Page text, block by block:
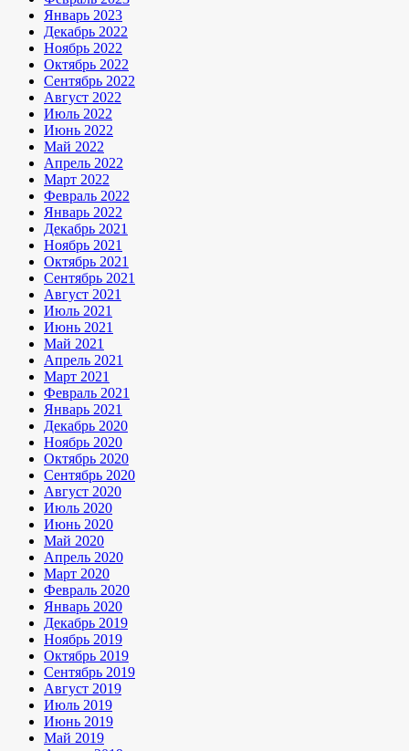
Январь 2023
Декабрь 2022
Ноябрь 2022
Октябрь 2022
Сентябрь 2022
Август 2022
Июль 2022
Июнь 2022
Май 2022
Апрель 2022
Март 2022
Февраль 2022
Январь 2022
Декабрь 2021
Ноябрь 2021
Октябрь 2021
Сентябрь 2021
Август 2021
Июль 2021
Июнь 2021
Май 2021
Апрель 2021
Март 2021
Февраль 2021
Январь 2021
Декабрь 2020
Ноябрь 2020
Октябрь 2020
Сентябрь 2020
Август 2020
Июль 2020
Июнь 2020
Май 2020
Апрель 2020
Март 2020
Февраль 2020
Январь 2020
Декабрь 2019
Ноябрь 2019
Октябрь 2019
Сентябрь 2019
Август 2019
Июль 2019
Июнь 2019
Май 2019